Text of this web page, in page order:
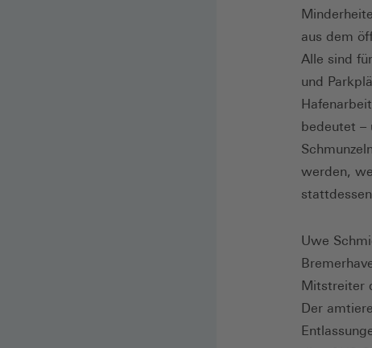
aus dem
Alle sind
und
bedeutet –
werden,
Uwe
Mitstreiter
Der